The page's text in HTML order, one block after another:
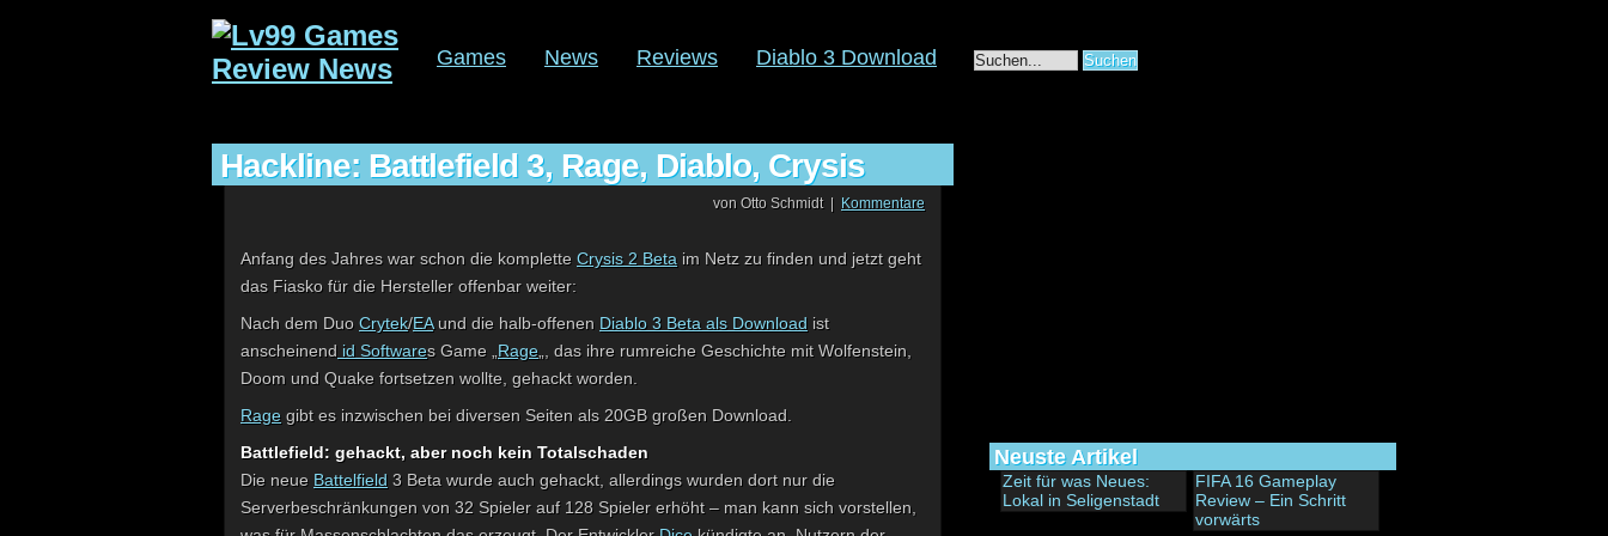
Games News Reviews Diablo 3 Download
Hackline: Battlefield 3, Rage, Diablo, Crysis
von Otto Schmidt | Kommentare
Anfang des Jahres war schon die komplette Crysis 2 Beta im Netz zu finden und jetzt geht
das Fiasko für die Hersteller offenbar weiter:
Nach dem Duo Crytek/EAund die halb-offenen Diablo 3 Beta als Download ist
anscheinend id Softwares Game „ Rage „, das ihre rumreiche Geschichte mit Wolfenstein,
Doom und Quake fortsetzen wollte, gehackt worden.
Rage gibt es inzwischen bei diversen Seiten als 20GB großen Download.
Battlefield: gehackt, aber noch kein Totalschaden
Die neue Battelfield 3 Beta wurde auch gehackt, allerdings wurden dort nur die
Serverbeschränkungen von 32 Spieler auf 128 Spieler erhöht – man kann sich vorstellen,
Neuste Artikel
Zeit für was Neues:
Lokal in Seligenstadt
FIFA 16 Gameplay
Review – Ein Schritt
vorwärts